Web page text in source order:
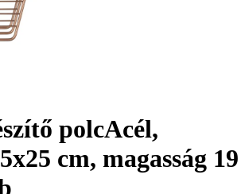
polcAcél,
cm, magasság 19